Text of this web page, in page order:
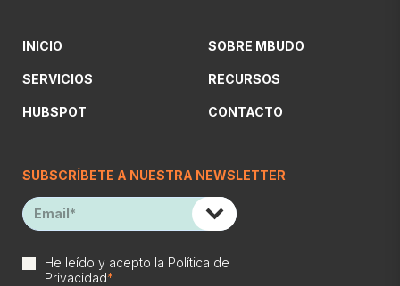
INICIO
SERVICIOS
HUBSPOT
SOBRE MBUDO
RECURSOS
CONTACTO
SUBSCRÍBETE A NUESTRA NEWSLETTER
He leído y acepto la Política de
Privacidad*